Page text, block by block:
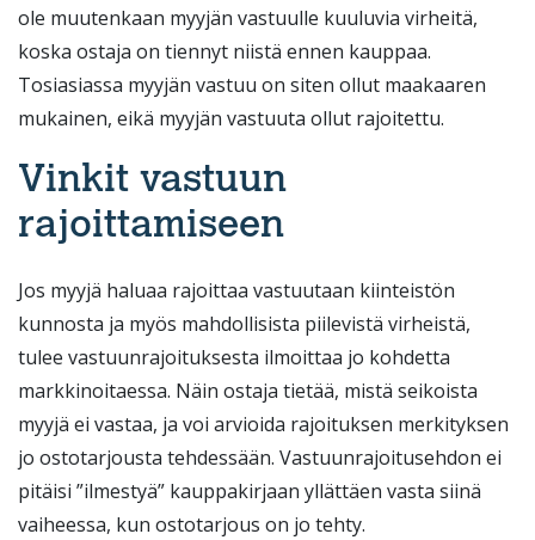
ole muutenkaan myyjän vastuulle kuuluvia virheitä,
koska ostaja on tiennyt niistä ennen kauppaa.
Tosiasiassa myyjän vastuu on siten ollut maakaaren
mukainen, eikä myyjän vastuuta ollut rajoitettu.
Vinkit vastuun
rajoittamiseen
Jos myyjä haluaa rajoittaa vastuutaan kiinteistön
kunnosta ja myös mahdollisista piilevistä virheistä,
tulee vastuunrajoituksesta ilmoittaa jo kohdetta
markkinoitaessa. Näin ostaja tietää, mistä seikoista
myyjä ei vastaa, ja voi arvioida rajoituksen merkityksen
jo ostotarjousta tehdessään. Vastuunrajoitusehdon ei
pitäisi ”ilmestyä” kauppakirjaan yllättäen vasta siinä
vaiheessa, kun ostotarjous on jo tehty.